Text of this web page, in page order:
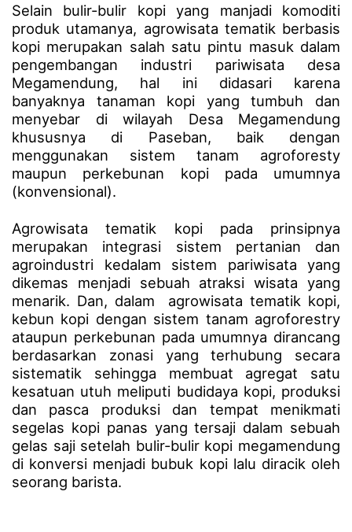
Selain bulir-bulir kopi yang manjadi komoditi
produk utamanya, agrowisata tematik berbasis
kopi merupakan salah satu pintu masuk dalam
pengembangan industri pariwisata desa
Megamendung, hal ini didasari karena
banyaknya tanaman kopi yang tumbuh dan
menyebar di wilayah Desa Megamendung
khususnya di Paseban, baik dengan
menggunakan sistem tanam agroforesty
maupun perkebunan kopi pada umumnya
(konvensional).
Agrowisata tematik kopi pada prinsipnya
merupakan integrasi sistem pertanian dan
agroindustri kedalam sistem pariwisata yang
dikemas menjadi sebuah atraksi wisata yang
menarik. Dan, dalam agrowisata tematik kopi,
kebun kopi dengan sistem tanam agroforestry
ataupun perkebunan pada umumnya dirancang
berdasarkan zonasi yang terhubung secara
sistematik sehingga membuat agregat satu
kesatuan utuh meliputi budidaya kopi, produksi
dan pasca produksi dan tempat menikmati
segelas kopi panas yang tersaji dalam sebuah
gelas saji setelah bulir-bulir kopi megamendung
di konversi menjadi bubuk kopi lalu diracik oleh
seorang barista.